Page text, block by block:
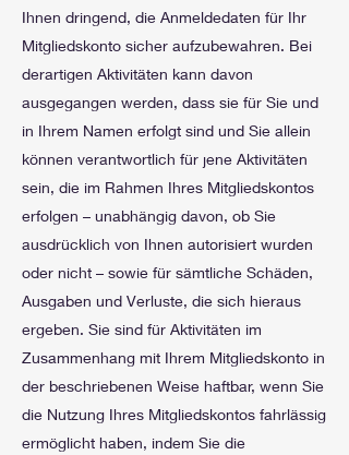
Ihnen dringend, die Anmeldedaten für Ihr
Mitgliedskonto sicher aufzubewahren. Bei
derartigen Aktivitäten kann davon
ausgegangen werden, dass sie für Sie und
in Ihrem Namen erfolgt sind und Sie allein
können verantwortlich für jene Aktivitäten
sein, die im Rahmen Ihres Mitgliedskontos
erfolgen – unabhängig davon, ob Sie
ausdrücklich von Ihnen autorisiert wurden
oder nicht – sowie für sämtliche Schäden,
Ausgaben und Verluste, die sich hieraus
ergeben. Sie sind für Aktivitäten im
Zusammenhang mit Ihrem Mitgliedskonto in
der beschriebenen Weise haftbar, wenn Sie
die Nutzung Ihres Mitgliedskontos fahrlässig
ermöglicht haben, indem Sie die